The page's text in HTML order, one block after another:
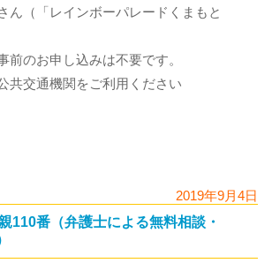
「レインボーパレードくまもと
お申し込みは不要です。
共交通機関をご利用ください
2019年9月4日
110番（弁護士による無料相談・